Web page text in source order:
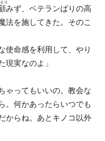
り
みず、ベテランばりの高
法を施してきた。そのこ
命感を利用して、やり
現実なのよ」
ゃってもいいの。教会な
。何かあったらいつでも
からね。あとキノコ以外